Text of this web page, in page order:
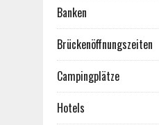
Banken
Brückenöffnungszeiten
Campingplätze
Hotels